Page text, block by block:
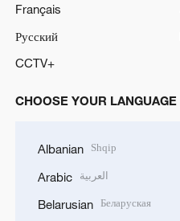
Français
Русский
CCTV+
CHOOSE YOUR LANGUAGE
Albanian Shqip
Arabic العربية
Belarusian Беларуская